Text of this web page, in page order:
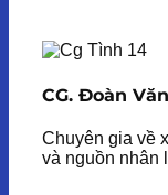
CG. Đoàn
Chuyên gia về
và nguồn nhân